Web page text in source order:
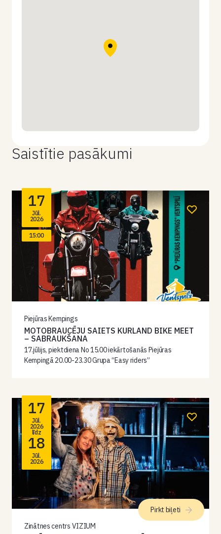
Saistītie pasākumi
17
Jūl.
2026
15:00
Piejūras Kempings
MOTOBRAUCĒJU SAIETS KURLAND BIKE MEET
– SABRAUKŠANA
17.jūlijs, piektdiena No 15.00 iekārtošanās Piejūras
Kempingā 20.00-23.30 Grupa “Easy riders”
17
Jūl.
2026
līdz
18
Jūl.
2026
Zinātnes centrs VIZIUM
Pirkt biļeti